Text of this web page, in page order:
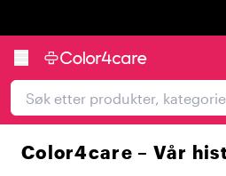
Color4care – Vår